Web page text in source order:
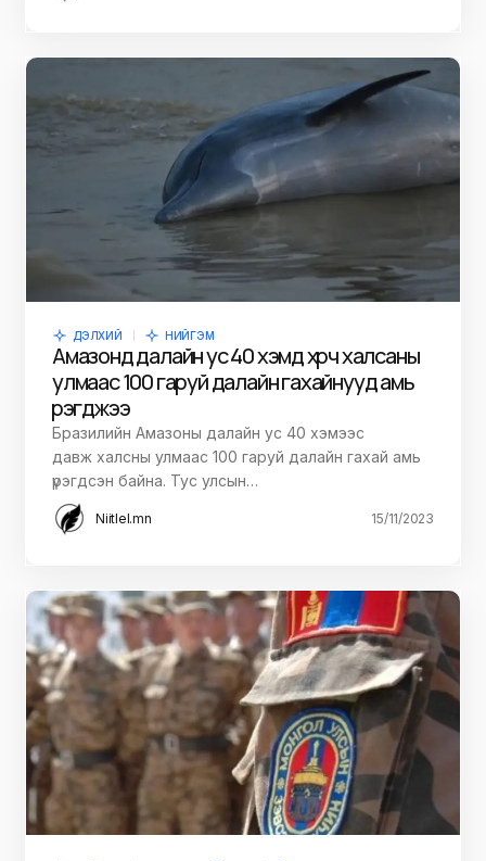
ДЭЛХИЙ НИЙГЭМ
Амазонд далайн ус 40 хэмд хүрч халсаны
улмаас 100 гаруй далайн гахайнууд амь
үрэгджээ
Бразилийн Амазоны далайн ус 40 хэмээс
давж халсны улмаас 100 гаруй далайн гахай амь
үрэгдсэн байна. Тус улсын…
Niitlel.mn 15/11/2023